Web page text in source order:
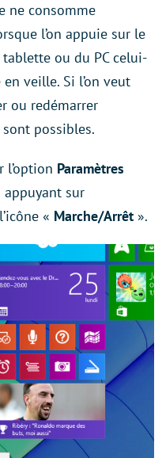
ne consomme
l’on appuie sur le
ou du PC celui-
veille. Si l’on veut
ou redémarrer
possibles.
l’option Paramètres
appuyant sur
« Marche/Arrêt ».